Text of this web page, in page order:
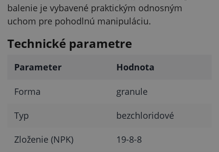
balenie je vybavené praktickým odnosným
uchom pre pohodlnú manipuláciu.
Technické parametre
Parameter Hodnota
Forma granule
Typ bezchloridové
Zloženie (NPK) 19-8-8